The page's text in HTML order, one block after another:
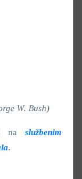
W. Bush)
na službenim
.